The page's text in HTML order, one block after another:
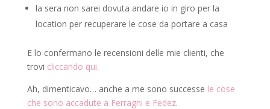
la sera non sarei dovuta andare io in giro per la
location per recuperare le cose da portare a casa
E lo confermano le recensioni delle mie clienti, che
trovi cliccando qui.
Ah, dimenticavo… anche a me sono successe le cose
che sono accadute a Ferragni e Fedez.